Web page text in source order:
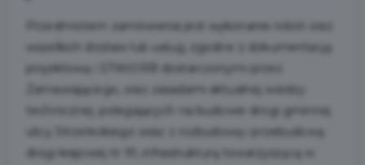
Przedmiotem zamówienia jest wykonanie robót oraz
wszelkich dostaw lub usług, zgodne z dokumentacją
projektową i STWiORB dostarczonymi przez
Zamawiającego, oraz zasadami aktualnej wiedzy
technicznej, polegających na budowie drogi gminnej
ulicy Strzeleckiego wraz z rozbudową i przebudową
drogi krajowej nr 91, infrastrukturą towarzyszącą w